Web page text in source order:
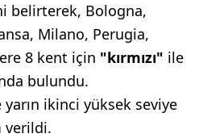
belirterek, Bologna,
Milano, Perugia,
8 kent için "kırmızı" ile
bulundu.
ikinci yüksek seviye
verildi.